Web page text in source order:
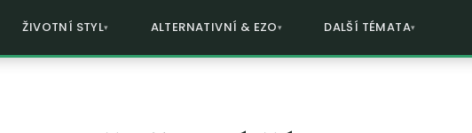
ŽIVOTNÍ STYL ALTERNATIVNÍ & EZO DALŠÍ TÉMATA